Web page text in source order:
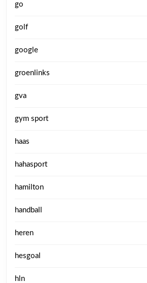
go
golf
google
groenlinks
gva
gym sport
haas
hahasport
hamilton
handball
heren
hesgoal
hln